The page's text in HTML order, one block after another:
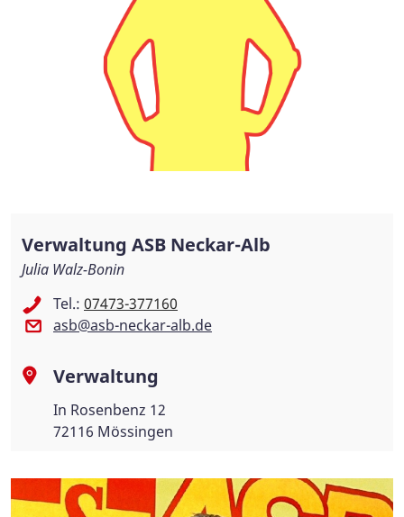
Verwaltung ASB Neckar-Alb
Julia Walz-Bonin
Tel.: 07473-377160
asb@asb-neckar-alb.de
Verwaltung
In Rosenbenz 12
72116 Mössingen